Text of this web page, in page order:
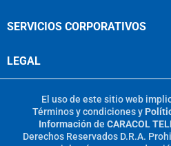
SERVICIOS CORPORATIVOS
LEGAL
El uso de este sitio web
Términos y condicionesy
Información de CARACOL
Derechos Reservados D.R.A.